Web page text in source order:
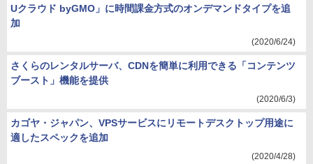
Uクラウド byGMO」に時間課金方式のオンデマンドタイプを追
加
(2020/6/24)
さくらのレンタルサーバ、CDNを簡単に利用できる「コンテンツ
ブースト」機能を提供
(2020/6/3)
カゴヤ・ジャパン、VPSサービスにリモートデスクトップ用途に
適したスペックを追加
(2020/4/28)